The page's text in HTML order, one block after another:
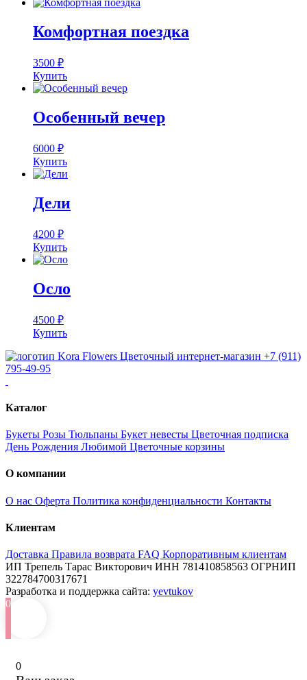
Комфортная поездка
3500 ₽
Купить
Особенный вечер
6000 ₽
Купить
Дели
4200 ₽
Купить
Осло
4500 ₽
Купить
Цветочный интернет-магазин +7 (911)
795-49-95
Каталог
Букеты Розы Тюльпаны Букет невесты Цветочная подписка
День Рождения Любимой Цветочные корзины
О компании
О нас Оферта Политика конфиденциальности Контакты
Клиентам
Доставка Правила возврата FAQ Корпоративным клиентам
ИП Трепель Тарас Викторович ИНН 781410858563 ОГРНИП
322784700317671
Разработка и поддержка сайта: yevtukov
0
0